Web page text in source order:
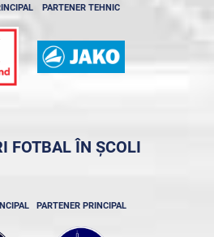
PARTENER TEHNIC
FOTBAL ÎN ȘCOLI
PARTENER PRINCIPAL